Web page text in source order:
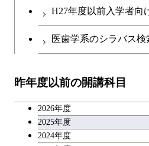
人間医
物質・
物質・
人間医
物質・
物質・
都市・
コース
都市・
エネル
エネル
エンジ
原子核
社会・
イノベーション
イノベ
人間医
技術経営専門職
開閉
技術経
専門科目
キャリア科目
H27年度以前入学者向
医歯学系のシラバス検
昨年度以前の開講科目
2026年度
2025年度
2024年度